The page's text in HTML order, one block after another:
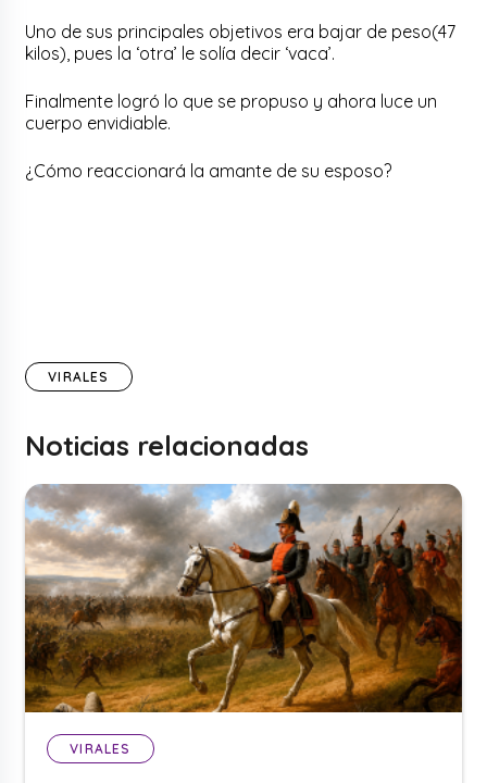
Uno de sus principales objetivos era bajar de peso(47
kilos), pues la ‘otra’ le solía decir ‘vaca’.
Finalmente logró lo que se propuso y ahora luce un
cuerpo envidiable.
¿Cómo reaccionará la amante de su esposo?
VIRALES
Noticias relacionadas
VIRALES